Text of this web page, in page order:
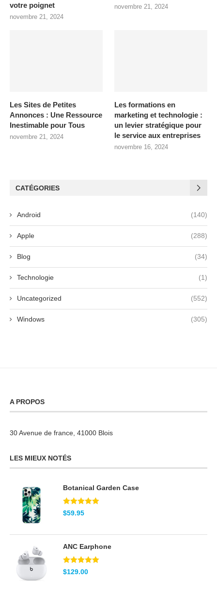
votre poignet
novembre 21, 2024
novembre 21, 2024
Les Sites de Petites
Annonces : Une Ressource
Inestimable pour Tous
novembre 21, 2024
Les formations en
marketing et technologie :
un levier stratégique pour
le service aux entreprises
novembre 16, 2024
CATÉGORIES
Android (140)
Apple (288)
Blog (34)
Technologie (1)
Uncategorized (552)
Windows (305)
A PROPOS
30 Avenue de france, 41000 Blois
LES MIEUX NOTÉS
Botanical Garden Case
Note5.00
sur 5
$59.95
ANC Earphone
Note5.00
sur 5
$129.00